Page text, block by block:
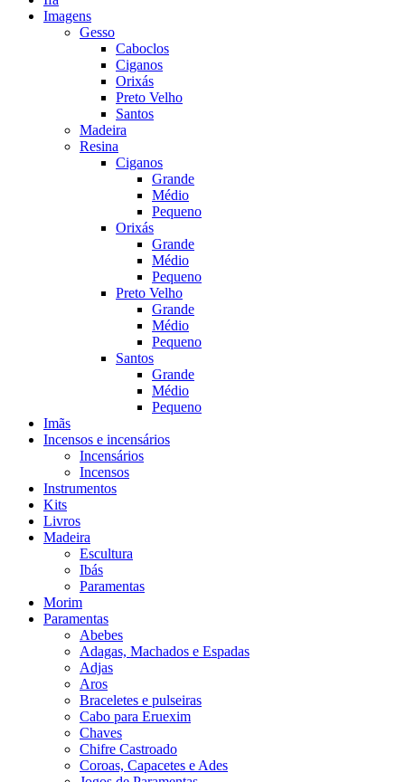
Imagens
Gesso
Caboclos
Ciganos
Orixás
Preto Velho
Santos
Madeira
Resina
Ciganos
Grande
Médio
Pequeno
Orixás
Grande
Médio
Pequeno
Preto Velho
Grande
Médio
Pequeno
Santos
Grande
Médio
Pequeno
Imãs
Incensos e incensários
Incensários
Incensos
Instrumentos
Kits
Livros
Madeira
Escultura
Ibás
Paramentas
Morim
Paramentas
Abebes
Adagas, Machados e Espadas
Adjas
Aros
Braceletes e pulseiras
Cabo para Eruexim
Chaves
Chifre Castroado
Coroas, Capacetes e Ades